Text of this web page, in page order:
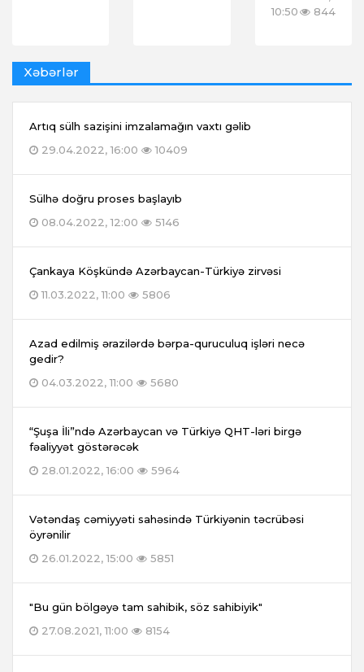
10:50
844
Xəbərlər
Artıq sülh sazişini imzalamağın vaxtı gəlib
29.04.2022, 16:00
10409
Sülhə doğru proses başlayıb
08.04.2022, 12:00
5146
Çankaya Köşkündə Azərbaycan-Türkiyə zirvəsi
11.03.2022, 11:00
5806
Azad edilmiş ərazilərdə bərpa-quruculuq işləri necə
gedir?
04.03.2022, 11:00
5680
“Şuşa İli”ndə Azərbaycan və Türkiyə QHT-ləri birgə
fəaliyyət göstərəcək
28.01.2022, 16:00
5964
Vətəndaş cəmiyyəti sahəsində Türkiyənin təcrübəsi
öyrənilir
26.01.2022, 15:00
5851
"Bu gün bölgəyə tam sahibik, söz sahibiyik"
27.08.2021, 11:00
8154